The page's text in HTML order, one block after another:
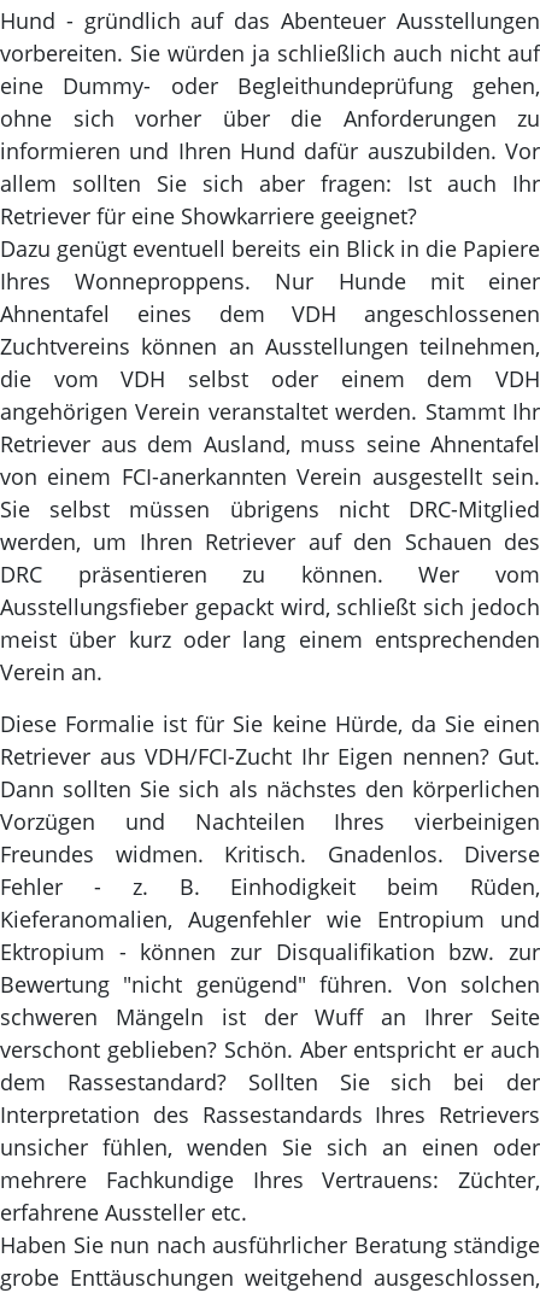
Hund - gründlich auf das Abenteuer Ausstellungen
vorbereiten. Sie würden ja schließlich auch nicht auf
eine Dummy- oder Begleithundeprüfung gehen,
ohne sich vorher über die Anforderungen zu
informieren und Ihren Hund dafür auszubilden. Vor
allem sollten Sie sich aber fragen: Ist auch Ihr
Retriever für eine Showkarriere geeignet?
Dazu genügt eventuell bereits ein Blick in die Papiere
Ihres Wonneproppens. Nur Hunde mit einer
Ahnentafel eines dem VDH angeschlossenen
Zuchtvereins können an Ausstellungen teilnehmen,
die vom VDH selbst oder einem dem VDH
angehörigen Verein veranstaltet werden. Stammt Ihr
Retriever aus dem Ausland, muss seine Ahnentafel
von einem FCI-anerkannten Verein ausgestellt sein.
Sie selbst müssen übrigens nicht DRC-Mitglied
werden, um Ihren Retriever auf den Schauen des
DRC präsentieren zu können. Wer vom
Ausstellungsfieber gepackt wird, schließt sich jedoch
meist über kurz oder lang einem entsprechenden
Verein an.
Diese Formalie ist für Sie keine Hürde, da Sie einen
Retriever aus VDH/FCI-Zucht Ihr Eigen nennen? Gut.
Dann sollten Sie sich als nächstes den körperlichen
Vorzügen und Nachteilen Ihres vierbeinigen
Freundes widmen. Kritisch. Gnadenlos. Diverse
Fehler - z. B. Einhodigkeit beim Rüden,
Kieferanomalien, Augenfehler wie Entropium und
Ektropium - können zur Disqualifikation bzw. zur
Bewertung "nicht genügend" führen. Von solchen
schweren Mängeln ist der Wuff an Ihrer Seite
verschont geblieben? Schön. Aber entspricht er auch
dem Rassestandard? Sollten Sie sich bei der
Interpretation des Rassestandards Ihres Retrievers
unsicher fühlen, wenden Sie sich an einen oder
mehrere Fachkundige Ihres Vertrauens: Züchter,
erfahrene Aussteller etc.
Haben Sie nun nach ausführlicher Beratung ständige
grobe Enttäuschungen weitgehend ausgeschlossen,